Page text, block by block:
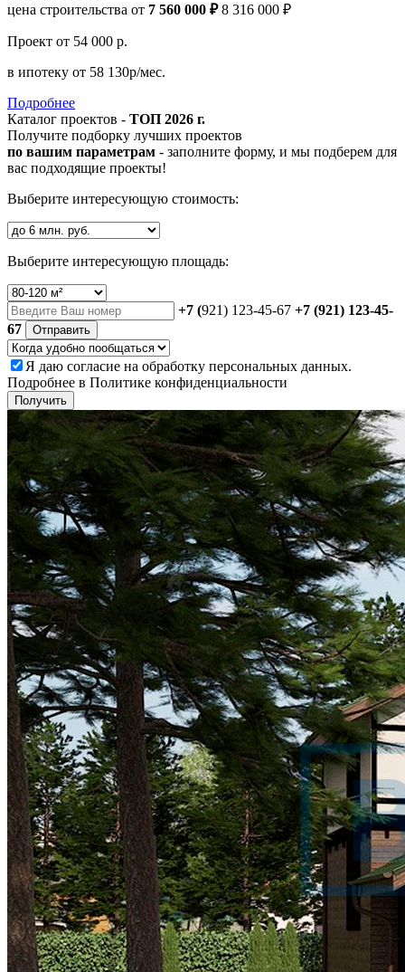
цена строительства от 7 560 000 ₽ 8 316 000 ₽
Проект от 54 000 р.
в ипотеку от 58 130р/мес.
Подробнее
Каталог проектов - ТОП 2026 г.
Получите подборку лучших проектов
по вашим параметрам - заполните форму, и мы подберем для
вас подходящие проекты!
Выберите интересующую стоимость:
Выберите интересующую площадь:
+7 (921) 123-45-67 +7 (921) 123-45-
67
Отправить
Я даю согласие на обработку персональных данных.
Подробнее в Политике конфиденциальности
Получить